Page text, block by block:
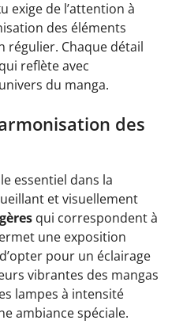
exige de l’attention à
des éléments
régulier. Chaque détail
reflète avec
du manga.
des
essentiel dans la
et visuellement
qui correspondent à
une exposition
pour un éclairage
vibrantes des mangas
lampes à intensité
ambiance spéciale.